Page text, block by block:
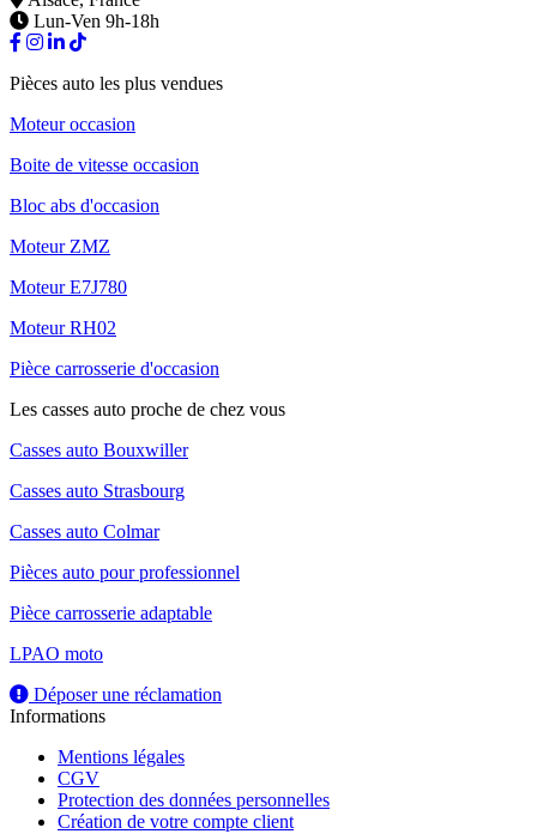
Lun-Ven 9h-18h
Pièces auto les plus vendues
Moteur occasion
Boite de vitesse occasion
Bloc abs d'occasion
Moteur ZMZ
Moteur E7J780
Moteur RH02
Pièce carrosserie d'occasion
Les casses auto proche de chez vous
Casses auto Bouxwiller
Casses auto Strasbourg
Casses auto Colmar
Pièces auto pour professionnel
Pièce carrosserie adaptable
LPAO moto
Déposer une réclamation
Informations
Mentions légales
CGV
Protection des données personnelles
Création de votre compte client